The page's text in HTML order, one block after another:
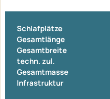
Schlafplätze
Gesamtlänge
Gesamtbreite
techn. zul.
Gesamtmasse
Infrastruktur